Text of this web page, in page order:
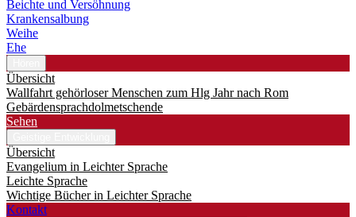
Beichte und Versöhnung
Krankensalbung
Weihe
Ehe
Übersicht
Wallfahrt gehörloser Menschen zum Hlg Jahr nach Rom
Gebärdensprachdolmetschende
Sehen
Übersicht
Evangelium in Leichter Sprache
Leichte Sprache
Wichtige Bücher in Leichter Sprache
Kontakt